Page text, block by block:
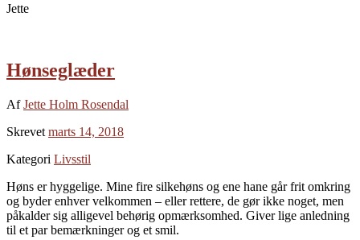
Jette
Hønseglæder
AfJette Holm Rosendal
Skrevet marts 14, 2018
Kategori Livsstil
Høns er hyggelige. Mine fire silkehøns og ene hane går frit omkring
og byder enhver velkommen – eller rettere, de gør ikke noget, men
påkalder sig alligevel behørig opmærksomhed. Giver lige anledning
til et par bemærkninger og et smil.